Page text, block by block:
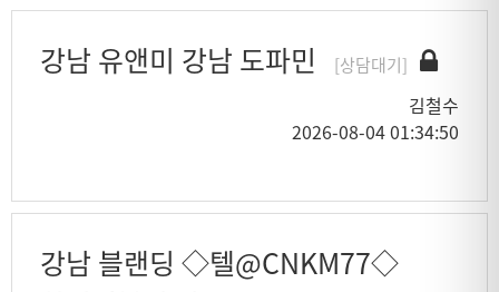
강남 유앤미 강남 도파민 [상담대기]
김철수
2026-08-04 01:34:50
강남 블랜딩 ◇텔@CNKM77◇